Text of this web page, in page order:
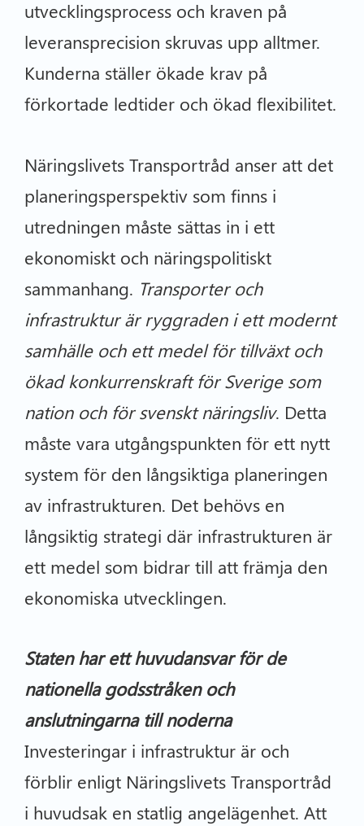
utvecklingsprocess och kraven på
leveransprecision skruvas upp alltmer.
Kunderna ställer ökade krav på
förkortade ledtider och ökad flexibilitet.
Näringslivets Transportråd anser att det
planeringsperspektiv som finns i
utredningen måste sättas in i ett
ekonomiskt och näringspolitiskt
sammanhang. Transporter och
infrastruktur är ryggraden i ett modernt
samhälle och ett medel för tillväxt och
ökad konkurrenskraft för Sverige som
nation och för svenskt näringsliv. Detta
måste vara utgångspunkten för ett nytt
system för den långsiktiga planeringen
av infrastrukturen. Det behövs en
långsiktig strategi där infrastrukturen är
ett medel som bidrar till att främja den
ekonomiska utvecklingen.
Staten har ett huvudansvar för de
nationella godsstråken och
anslutningarna till noderna
Investeringar i infrastruktur är och
förblir enligt Näringslivets Transportråd
i huvudsak en statlig angelägenhet. Att